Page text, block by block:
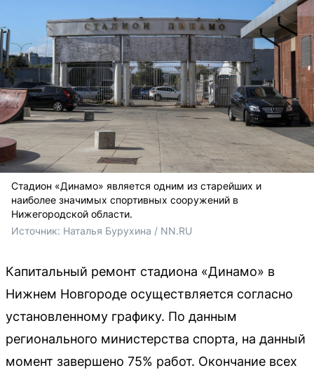
Стадион «Динамо» является одним из старейших и
наиболее значимых спортивных сооружений в
Нижегородской области.
Источник: Наталья Бурухина / NN.RU
Капитальный ремонт стадиона «Динамо» в
Нижнем Новгороде осуществляется согласно
установленному графику. По данным
регионального министерства спорта, на данный
момент завершено 75% работ. Окончание всех